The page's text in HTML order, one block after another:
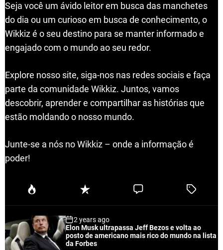
Seja você um ávido leitor em busca das manchetes
do dia ou um curioso em busca de conhecimento, o
Wikkiz é o seu destino para se manter informado e
engajado com o mundo ao seu redor.
Explore nosso site, siga-nos nas redes sociais e faça
parte da comunidade Wikkiz. Juntos, vamos
descobrir, aprender e compartilhar as histórias que
estão moldando o nosso mundo.
Junte-se a nós no Wikkiz – onde a informação é
poder!
P
u
a
R
e
n
t
C
e
T
e
2 years ago
Elon Musk ultrapassa Jeff Bezos e volta ao
posto de americano mais rico do mundo na lista
da Forbes